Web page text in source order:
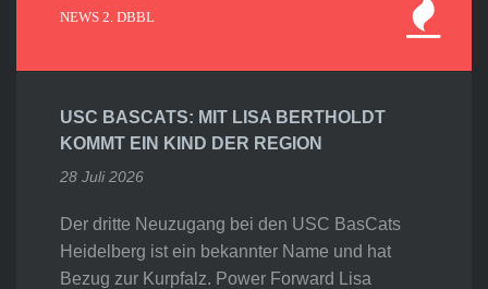
NEWS 2. DBBL
USC BASCATS: MIT LISA BERTHOLDT
KOMMT EIN KIND DER REGION
28 Juli 2026
Der dritte Neuzugang bei den USC BasCats
Heidelberg ist ein bekannter Name und hat
Bezug zur Kurpfalz. Power Forward Lisa